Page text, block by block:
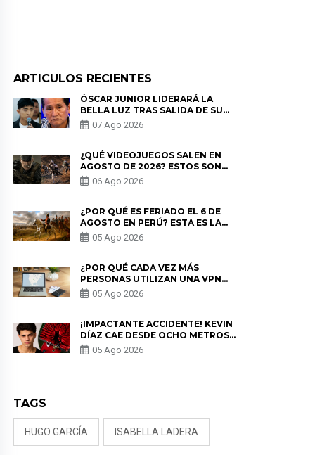
ARTICULOS RECIENTES
ÓSCAR JUNIOR LIDERARÁ LA
BELLA LUZ TRAS SALIDA DE SU
PADRE POR POLÉMICA CON
NALDY SALDAÑA
07 Ago 2026
¿QUÉ VIDEOJUEGOS SALEN EN
AGOSTO DE 2026? ESTOS SON
LOS ESTRENOS MÁS ESPERADOS
06 Ago 2026
¿POR QUÉ ES FERIADO EL 6 DE
AGOSTO EN PERÚ? ESTA ES LA
HISTORIA
05 Ago 2026
¿POR QUÉ CADA VEZ MÁS
PERSONAS UTILIZAN UNA VPN
PARA PROTEGER SU
PRIVACIDAD?
05 Ago 2026
¡IMPACTANTE ACCIDENTE! KEVIN
DÍAZ CAE DESDE OCHO METROS
EN “ESTO ES GUERRA” Y GENERA
PREOCUPACIÓN
05 Ago 2026
TAGS
HUGO GARCÍA ISABELLA LADERA